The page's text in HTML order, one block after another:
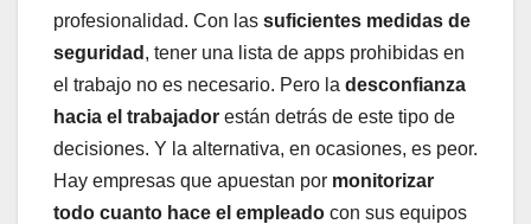
profesionalidad. Con las suficientes medidas de
seguridad , tener una lista de apps prohibidas en
el trabajo no es necesario. Pero la desconfianza
hacia el trabajador están detrás de este tipo de
decisiones. Y la alternativa, en ocasiones, es peor.
Hay empresas que apuestan por monitorizar
todo cuanto hace el empleado con sus equipos